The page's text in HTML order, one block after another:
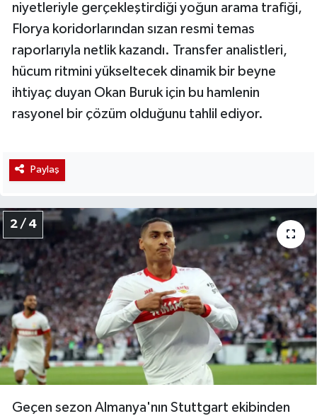
niyetleriyle gerçekleştirdiği yoğun arama trafiği,
Florya koridorlarından sızan resmi temas
raporlarıyla netlik kazandı. Transfer analistleri,
hücum ritmini yükseltecek dinamik bir beyne
ihtiyaç duyan Okan Buruk için bu hamlenin
rasyonel bir çözüm olduğunu tahlil ediyor.
Paylaş
2 / 4
Geçen sezon Almanya'nın Stuttgart ekibinden